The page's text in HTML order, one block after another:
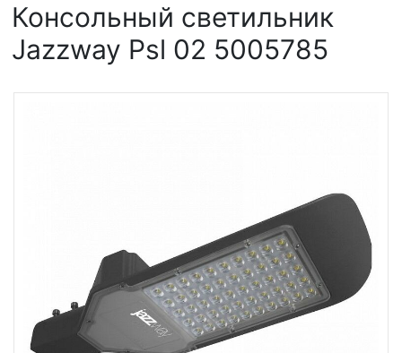
Консольный светильник
Jazzway Psl 02 5005785